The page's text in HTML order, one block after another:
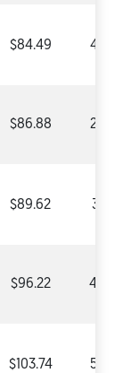
$84.49
$86.88
$89.62
$96.22
$103.74